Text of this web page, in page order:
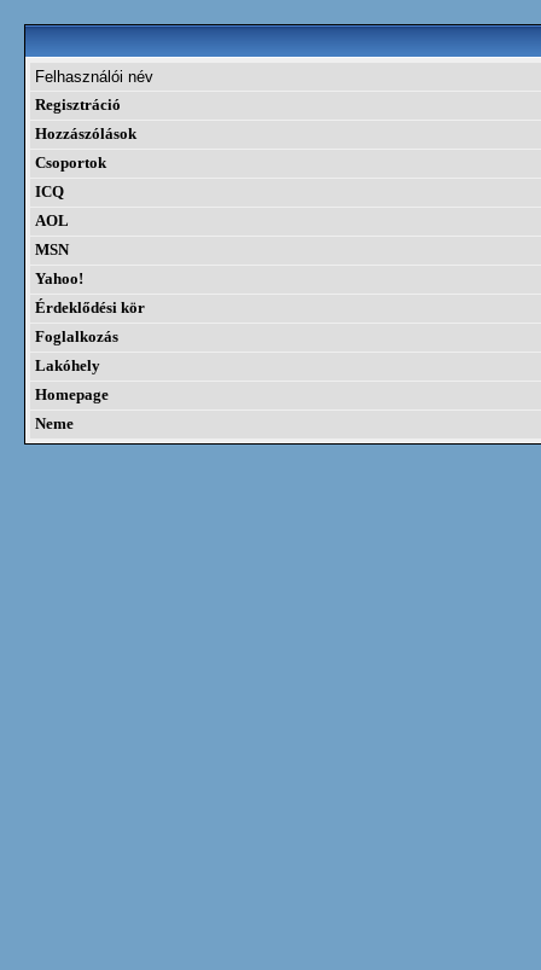
Felhasználói név
Regisztráció
Hozzászólások
Csoportok
ICQ
AOL
MSN
Yahoo!
Érdeklődési kör
Foglalkozás
Lakóhely
Homepage
Neme